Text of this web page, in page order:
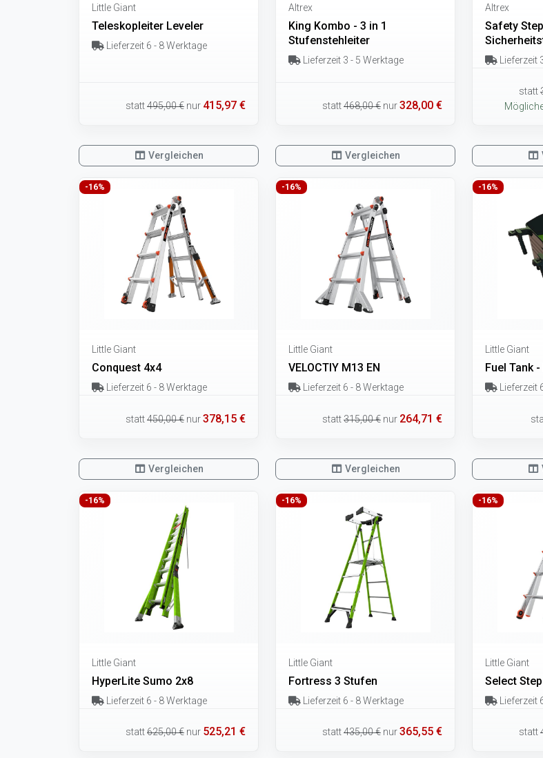
Little Giant
Teleskopleiter Leveler
Lieferzeit 6 - 8 Werktage
statt495,00 € nur 415,97 €
Vergleichen
Altrex
King Kombo - 3 in 1
Stufenstehleiter
Lieferzeit 3 - 5 Werktage
statt468,00 € nur328,00 €
Vergleichen
Altrex
Safety
Lieferzeit
statt
-16%
Little Giant
Conquest 4x4
Lieferzeit 6 - 8 Werktage
statt450,00 € nur378,15 €
Vergleichen
-16%
Little Giant
VELOCTIY M13 EN
Lieferzeit 6 - 8 Werktage
statt315,00 € nur 264,71 €
Vergleichen
-16%
Little Giant
Fuel Tank
Lieferzeit
-16%
Little Giant
HyperLite Sumo 2x8
Lieferzeit 6 - 8 Werktage
statt625,00 € nur 525,21 €
-16%
Little Giant
Fortress 3 Stufen
Lieferzeit 6 - 8 Werktage
statt435,00 € nur365,55 €
-16%
Little Giant
Select
Lieferzeit
statt